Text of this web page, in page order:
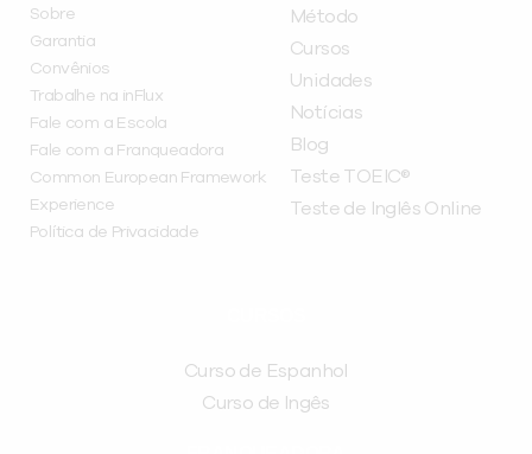
Sobre
Garantia
Convênios
Trabalhe na inFlux
Fale com a Escola
Fale com a Franqueadora
Common European Framework
Experience
Política de Privacidade
Método
Cursos
Unidades
Notícias
Blog
Teste TOEIC®
Teste de Inglês Online
Curso de Espanhol
Curso de Ingês